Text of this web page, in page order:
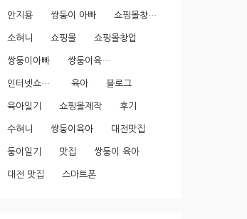
안지용 쌍둥이 아빠 쇼핑몰창업과정
소혀니 쇼핑몰 쇼핑몰창업
쌍둥이아빠 쌍둥이육아일기
인터넷쇼핑몰창업 육아 블로그
육아일기 쇼핑몰제작 후기
수혀니 쌍둥이육아 대전맛집
둥이일기 맛집 쌍둥이 육아
대전 맛집 스마트폰